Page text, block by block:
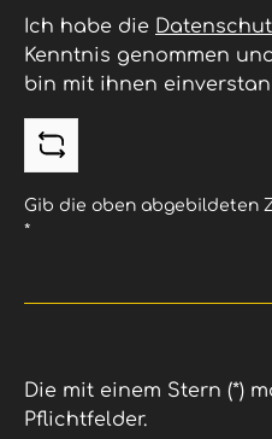
Ich habe die
Kenntnis genommen
bin mit ihnen
Gib die oben abgebildeten
*
Die mit einem Stern (*)
Pflichtfelder.